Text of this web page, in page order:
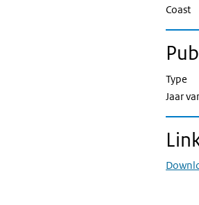
Coast
Type
Jaar